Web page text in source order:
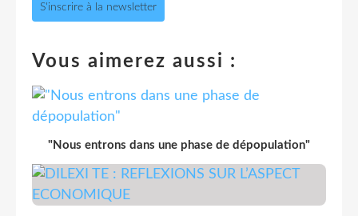
S'inscrire à la newsletter
Vous aimerez aussi :
"Nous entrons dans une phase de dépopulation"